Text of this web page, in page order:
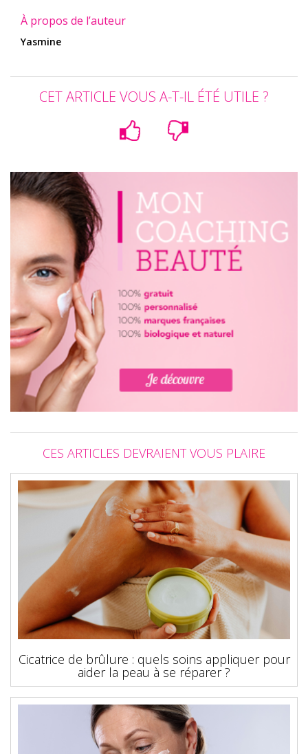
À propos de l’auteur
Yasmine
CET ARTICLE VOUS A-T-IL ÉTÉ UTILE ?
CES ARTICLES DEVRAIENT VOUS PLAIRE
Cicatrice de brûlure : quels soins appliquer pour
aider la peau à se réparer ?